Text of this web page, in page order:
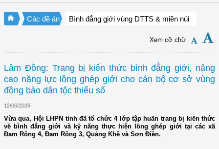
Các đề án Bình đẳng giới vùng DTTS & miền núi
Xem cỡ chữ
Lâm Đồng: Trang bị kiến thức bình đẳng giới, nâng
cao năng lực lồng ghép giới cho cán bộ cơ sở vùng
đồng bào dân tộc thiểu số
12/06/2026
Vừa qua, Hội LHPN tỉnh đã tổ chức 4 lớp tập huấn trang bị kiến thức
về bình đẳng giới và kỹ năng thực hiện lồng ghép giới tại các xã
Đam Rông 4, Đam Rông 3, Quảng Khê và Sơn Điền.